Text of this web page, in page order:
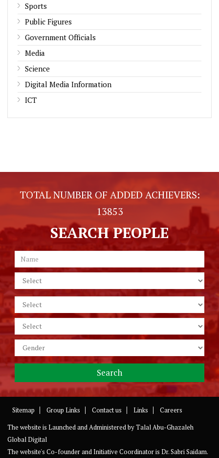
Sports
Public Figures
Government Officials
Media
Science
Digital Media Information
ICT
TOTAL NUMBER OF ADDED ACHIEVERS:
13853
SEARCH PEOPLE
Sitemap Group Links Contact us Links
Careers
The website is Launched and Administered byTalal Abu-Ghazaleh
Global Digital
The website's Co-founder and Initiative Coordinator is Dr. Sabri Saidam.